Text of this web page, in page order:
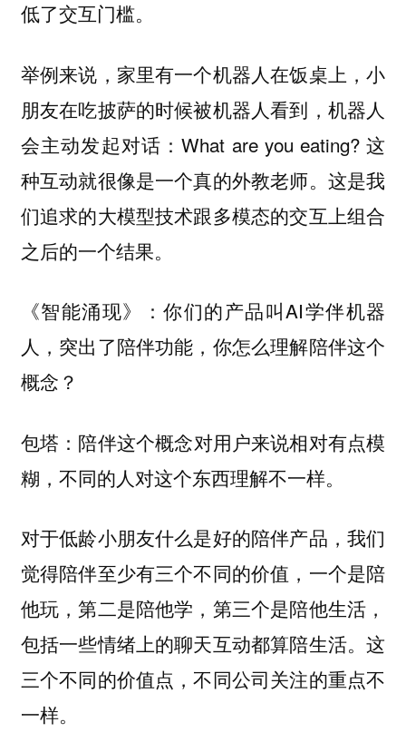
低了交互门槛。
举例来说，家里有一个机器人在饭桌上，小
朋友在吃披萨的时候被机器人看到，机器人
会主动发起对话：What are you eating? 这
种互动就很像是一个真的外教老师。这是我
们追求的大模型技术跟多模态的交互上组合
之后的一个结果。
《智能涌现》：你们的产品叫AI学伴机器
人，突出了陪伴功能，你怎么理解陪伴这个
概念？
包塔： 陪伴这个概念对用户来说相对有点模
糊，不同的人对这个东西理解不一样。
对于低龄小朋友什么是好的陪伴产品，我们
觉得陪伴至少有三个不同的价值，一个是陪
他玩，第二是陪他学，第三个是陪他生活，
包括一些情绪上的聊天互动都算陪生活。这
三个不同的价值点，不同公司关注的重点不
一样。